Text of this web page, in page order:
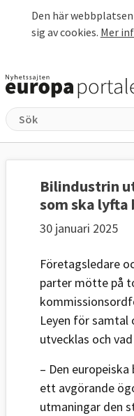
Den här
sig av cookies. Mer
Bilindustrin
som ska lyfta
30 januari 2025
Företagsledare
parter mötte på
Leyen för samtal
utvecklas och
– Den
ett avgörande
utmaningar den